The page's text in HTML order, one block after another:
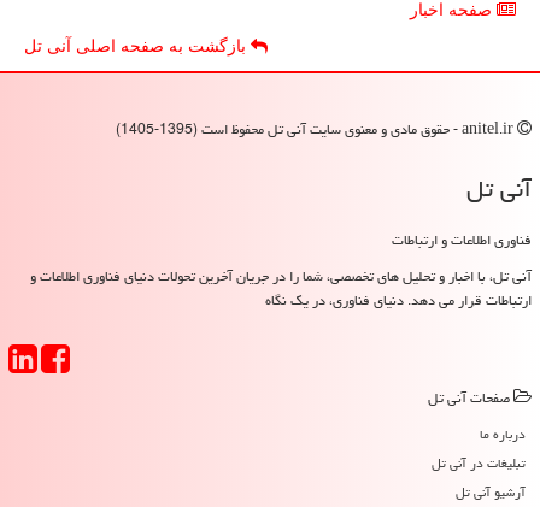
صفحه اخبار
بازگشت به صفحه اصلی آنی تل
آنی تل
فناوری اطلاعات و ارتباطات
آنی تل، با اخبار و تحلیل های تخصصی، شما را در جریان آخرین تحولات دنیای فناوری اطلاعات و
ارتباطات قرار می دهد. دنیای فناوری، در یک نگاه
صفحات آنی تل
درباره ما
تبلیغات در آنی تل
آرشیو آنی تل